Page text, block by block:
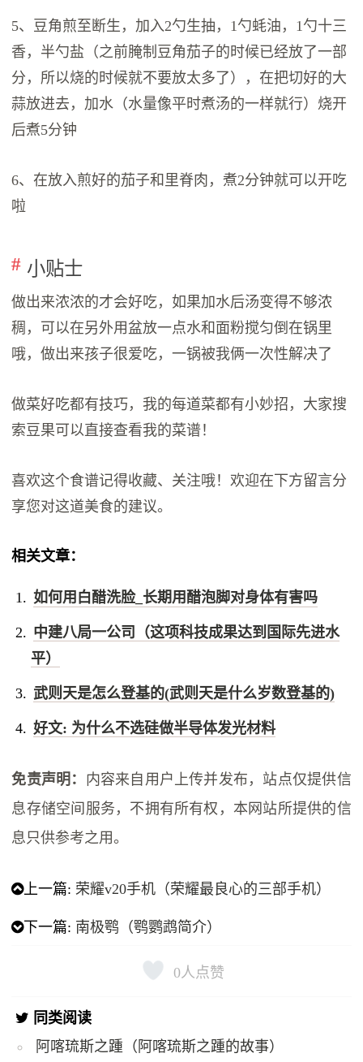
5、豆角煎至断生，加入2勺生抽，1勺蚝油，1勺十三
香，半勺盐（之前腌制豆角茄子的时候已经放了一部
分，所以烧的时候就不要放太多了），在把切好的大
蒜放进去，加水（水量像平时煮汤的一样就行）烧开
后煮5分钟
6、在放入煎好的茄子和里脊肉，煮2分钟就可以开吃
啦
小贴士
做出来浓浓的才会好吃，如果加水后汤变得不够浓
稠，可以在另外用盆放一点水和面粉搅匀倒在锅里
哦，做出来孩子很爱吃，一锅被我俩一次性解决了
做菜好吃都有技巧，我的每道菜都有小妙招，大家搜
索豆果可以直接查看我的菜谱！
喜欢这个食谱记得收藏、关注哦！欢迎在下方留言分
享您对这道美食的建议。
相关文章：
如何用白醋洗脸_长期用醋泡脚对身体有害吗
中建八局一公司（这项科技成果达到国际先进水
平）
武则天是怎么登基的(武则天是什么岁数登基的)
好文: 为什么不选硅做半导体发光材料
免责声明： 内容来自用户上传并发布，站点仅提供信
息存储空间服务，不拥有所有权，本网站所提供的信
息只供参考之用。
上一篇: 荣耀v20手机（荣耀最良心的三部手机）
下一篇: 南极鹗（鹗鹦鹉简介）
0 人点赞
同类阅读
阿喀琉斯之踵（阿喀琉斯之踵的故事）